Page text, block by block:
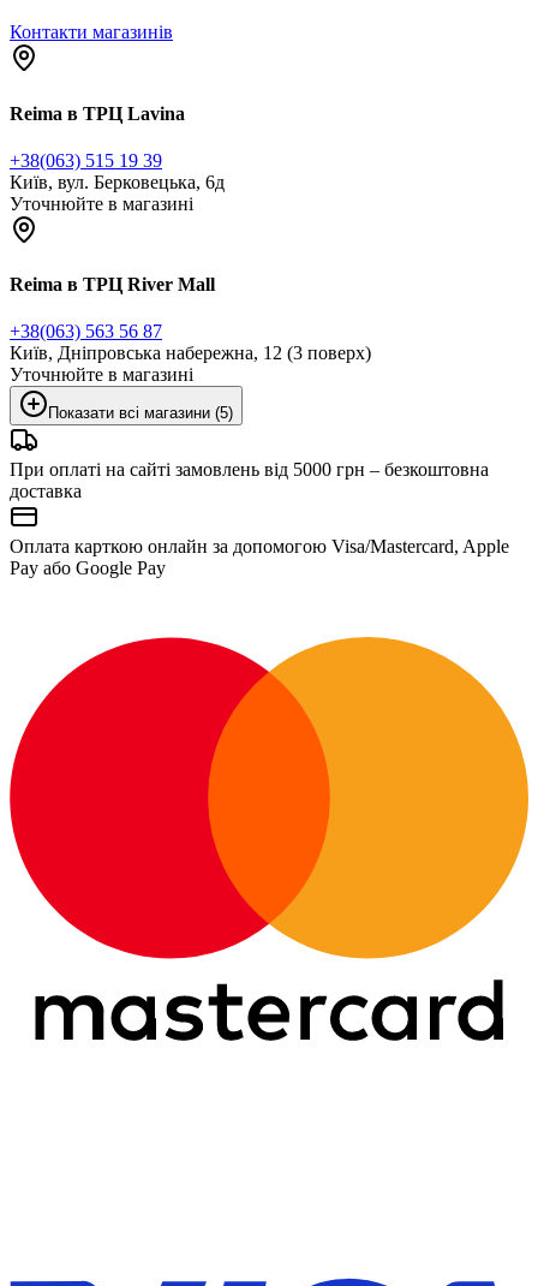
Контакти магазинів
Reima в ТРЦ Lavina
+38(063) 515 19 39
Київ, вул. Берковецька, 6д
Уточнюйте в магазині
Reima в ТРЦ River Mall
+38(063) 563 56 87
Київ, Дніпровська набережна, 12 (3 поверх)
Уточнюйте в магазині
Показати всі магазини (5)
При оплаті на сайті замовлень від 5000 грн – безкоштовна
доставка
Оплата карткою онлайн за допомогою Visa/Mastercard, Apple
Pay або Google Pay